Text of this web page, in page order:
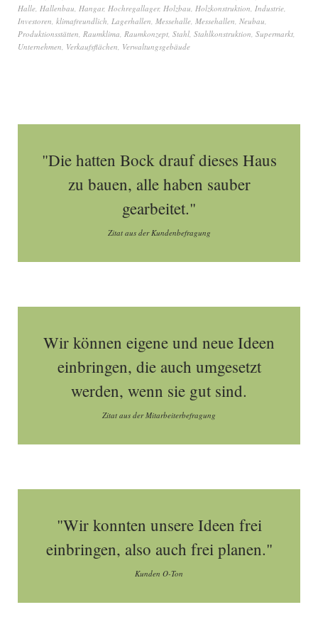
Halle, Hallenbau, Hangar, Hochregallager, Holzbau, Holzkonstruktion, Industrie,
Investoren, klimafreundlich, Lagerhallen, Messehalle, Messehallen, Neubau,
Produktionsstätten, Raumklima, Raumkonzept, Stahl, Stahlkonstruktion, Supermarkt,
Unternehmen, Verkaufsflächen, Verwaltungsgebäude
"Die hatten Bock drauf dieses Haus
zu bauen, alle haben sauber
gearbeitet."
Zitat aus der Kundenbefragung
Wir können eigene und neue Ideen
einbringen, die auch umgesetzt
werden, wenn sie gut sind.
Zitat aus der Mitarbeiterbefragung
"Wir konnten unsere Ideen frei
einbringen, also auch frei planen."
Kunden O-Ton